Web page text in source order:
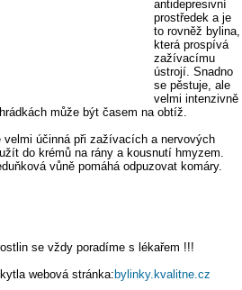
antidepresivní
prostředek a je
to rovněž bylina,
která prospívá
zažívacímu
ústrojí. Snadno
se pěstuje, ale
velmi intenzivně
může být časem na obtíž.
účinná při zažívacích a nervových
do krémů na rány a kousnutí hmyzem.
vůně pomáhá odpuzovat komáry.
se vždy poradíme s lékařem !!!
webová stránka: bylinky.kvalitne.cz